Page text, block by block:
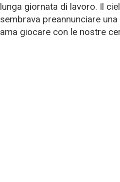
lunga giornata di lavoro. Il
sembrava preannunciare
ama giocare con le nostre